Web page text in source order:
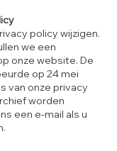
policy wijzigen.
we een
onze website. De
op 24 mei
van onze privacy
worden
een e-mail als u